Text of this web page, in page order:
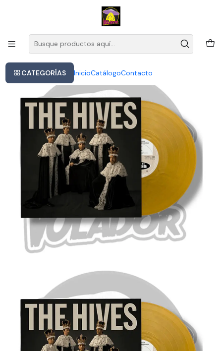
CATEGORÍAS InicioCatálogoContacto
Este es el texto del slide